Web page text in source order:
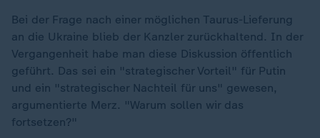
Bei der Frage nach einer möglichen Taurus-Lieferung
an die Ukraine blieb der Kanzler zurückhaltend. In der
Vergangenheit habe man diese Diskussion öffentlich
geführt. Das sei ein "strategischer Vorteil" für Putin
und ein "strategischer Nachteil für uns" gewesen,
argumentierte Merz. "Warum sollen wir das
fortsetzen?"